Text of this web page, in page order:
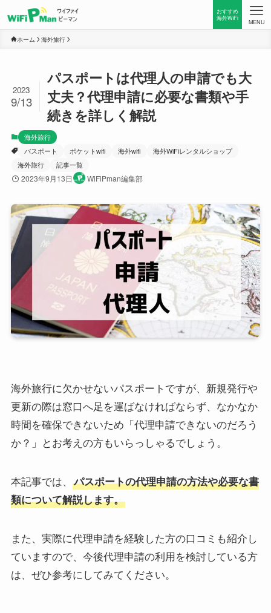
おすすめ
海外WiFi
MENU
ホーム 海外旅行
パスポートは代理人の申請でも大
丈夫？代理申請に必要な書類や手
続きを詳しく解説
2023
9/13
海外旅行
パスポート
ポケットwifi 海外wifi
海外WiFiレンタルショップ
海外旅行
記事一覧
2023年9月13日 WiFiPman編集部
海外旅行に欠かせないパスポートですが、新規発行や
更新の際は窓口へ足を運ばなければならず、なかなか
時間を確保できないため「代理申請できないのだろう
か？」とお考えの方もいらっしゃるでしょう。
本記事では、
パスポートの代理申請の方法や必要な書
類について解説します。
また、実際に代理申請を経験した方の口コミも紹介し
ていますので、今後代理申請の利用を検討している方
は、ぜひ参考にしてみてください。